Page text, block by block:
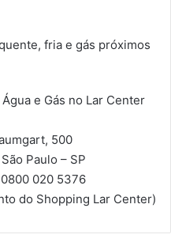
fria e gás próximos
e Gás no Lar Center
500
São Paulo – SP
020 5376
do Shopping Lar Center)